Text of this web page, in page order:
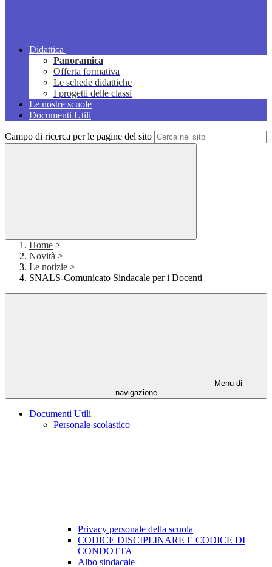
Didattica
Panoramica
Offerta formativa
Le schede didattiche
I progetti delle classi
Le nostre scuole
Documenti Utili
Campo di ricerca per le pagine del sito
Home >
Novità >
Le notizie >
SNALS-Comunicato Sindacale per i Docenti
Menu di
navigazione
Documenti Utili
Personale scolastico
Privacy personale della scuola
CODICE DISCIPLINARE E CODICE DI
CONDOTTA
Albo sindacale